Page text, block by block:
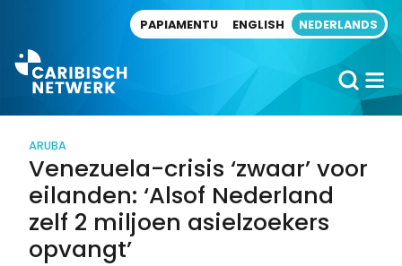
PAPIAMENTU ENGLISH NEDERLANDS
ARUBA
Venezuela-crisis ‘zwaar’ voor
eilanden: ‘Alsof Nederland
zelf 2 miljoen asielzoekers
opvangt’